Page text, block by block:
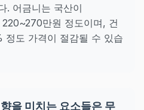
. 어금니는 국산이
만원 정도이며, 건
도 가격이 절감될 수 있습
을 미치는 요소들은 무